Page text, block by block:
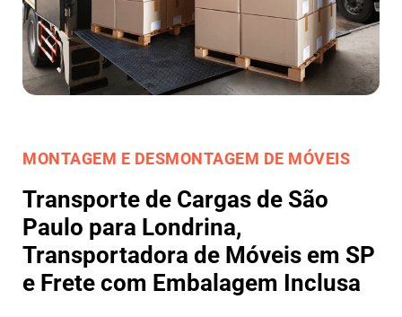
MONTAGEM E DESMONTAGEM DE MÓVEIS
Transporte de Cargas de São
Paulo para Londrina,
Transportadora de Móveis em SP
e Frete com Embalagem Inclusa